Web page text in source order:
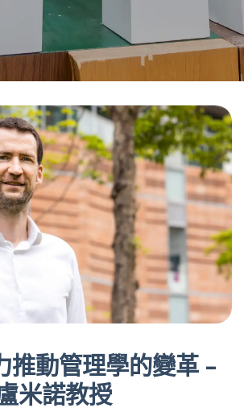
推動管理學的變革 –
米諾教授